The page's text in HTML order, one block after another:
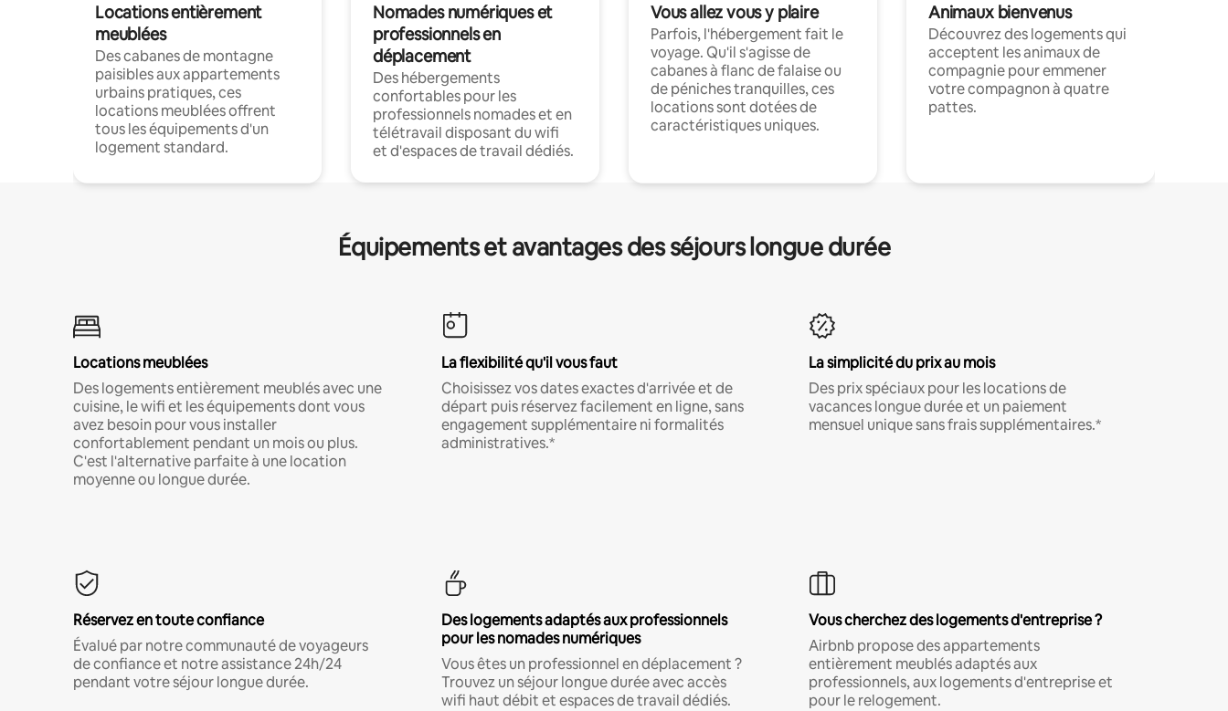
Locations entièrement
meublées
Des cabanes de montagne
paisibles aux appartements
urbains pratiques, ces
locations meublées offrent
tous les équipements d'un
logement standard.
Nomades numériques et
professionnels en
déplacement
Des hébergements
confortables pour les
professionnels nomades et en
télétravail disposant du wifi
et d'espaces de travail dédiés.
Vous allez vous y plaire
Parfois, l'hébergement fait le
voyage. Qu'il s'agisse de
cabanes à flanc de falaise ou
de péniches tranquilles, ces
locations sont dotées de
caractéristiques uniques.
Animaux bienvenus
Découvrez des logements qui
acceptent les animaux de
compagnie pour emmener
votre compagnon à quatre
pattes.
Équipements et avantages des séjours longue durée
Locations meublées
Des logements entièrement meublés avec une
cuisine, le wifi et les équipements dont vous
avez besoin pour vous installer
confortablement pendant un mois ou plus.
C'est l'alternative parfaite à une location
moyenne ou longue durée.
La flexibilité qu'il vous faut
Choisissez vos dates exactes d'arrivée et de
départ puis réservez facilement en ligne, sans
engagement supplémentaire ni formalités
administratives.*
La simplicité du prix au mois
Des prix spéciaux pour les locations de
vacances longue durée et un paiement
mensuel unique sans frais supplémentaires.*
Réservez en toute confiance
Évalué par notre communauté de voyageurs
de confiance et notre assistance 24h/24
pendant votre séjour longue durée.
Des logements adaptés aux professionnels
pour les nomades numériques
Vous êtes un professionnel en déplacement ?
Trouvez un séjour longue durée avec accès
wifi haut débit et espaces de travail dédiés.
Vous cherchez des logements d'entreprise ?
Airbnb propose des appartements
entièrement meublés adaptés aux
professionnels, aux logements d'entreprise et
pour le relogement.